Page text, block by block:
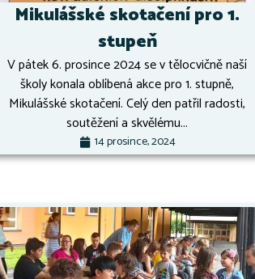
Mikulášské skotačení pro 1.
stupeň
V pátek 6. prosince 2024 se v tělocvičně naší
školy konala oblíbená akce pro 1. stupně,
Mikulášské skotačení. Celý den patřil radosti,
soutěžení a skvělému...
14 prosince, 2024